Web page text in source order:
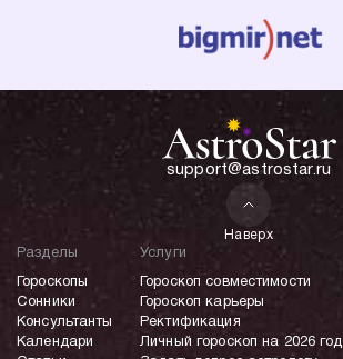
support@astrostar.ru
Наверх
Разделы
Гороскопы
Сонники
Консультанты
Календари
Услуги
Гороскоп совместимости
Гороскоп карьеры
Ректификация
Личный гороскоп на 2026 год